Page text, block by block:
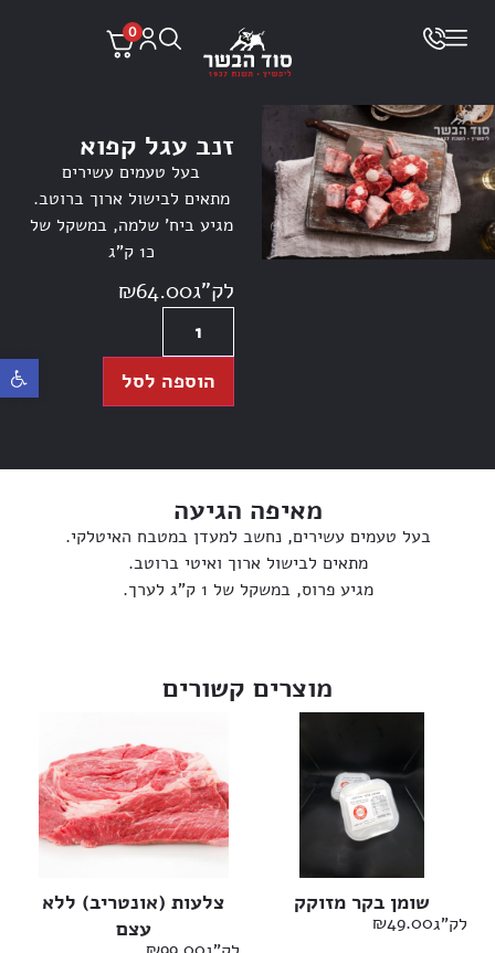
פתח
0
זנב עגל קפוא
בעל טעמים עשירים
מתאים לבישול ארוך ברוטב.
מגיע ביח’ שלמה, במשקל של
כ1 ק”ג
לק"ג ₪64.00
הוספה לסל
מאיפה הגיעה
בעל טעמים עשירים, נחשב למעדן במטבח האיטלקי.
מתאים לבישול ארוך ואיטי ברוטב.
מגיע פרוס, במשקל של 1 ק”ג לערך.
מוצרים קשורים
שומן בקר מזוקק
לק"ג ₪49.00
צלעות (אונטריב) ללא
עצם